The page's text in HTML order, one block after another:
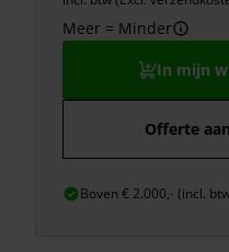
Meer = Minder
In mijn
Offerte
Boven € 2.000,- (incl.